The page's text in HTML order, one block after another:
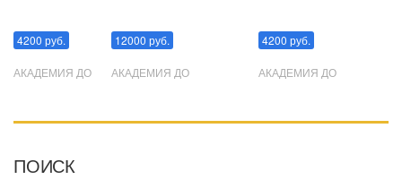
4200 руб.
АКАДЕМИЯ ДО
12000 руб.
АКАДЕМИЯ ДО
4200 руб.
АКАДЕМИЯ ДО
ПОИСК